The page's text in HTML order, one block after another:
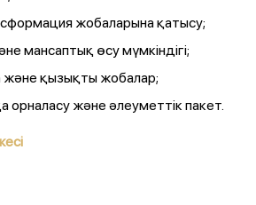
жобаларына қатысу;
мансаптық өсу мүмкіндігі;
және қызықты жобалар;
орналасу және әлеуметтік пакет.